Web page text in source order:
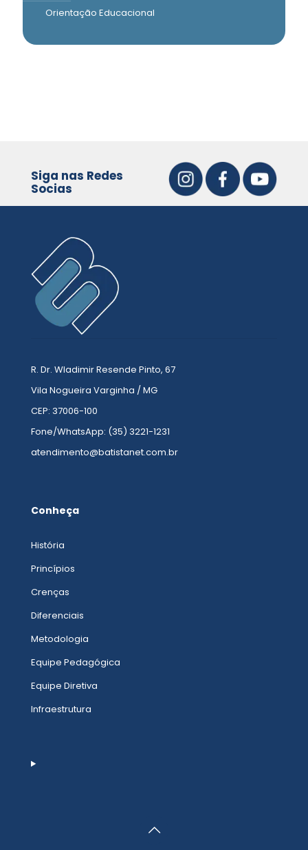
Orientação Educacional
Siga nas Redes
Socias
R. Dr. Wladimir Resende Pinto, 67
Vila Nogueira Varginha / MG
CEP: 37006-100
Fone/WhatsApp: (35) 3221-1231
atendimento@batistanet.com.br
Conheça
História
Princípios
Crenças
Diferenciais
Metodologia
Equipe Pedagógica
Equipe Diretiva
Infraestrutura